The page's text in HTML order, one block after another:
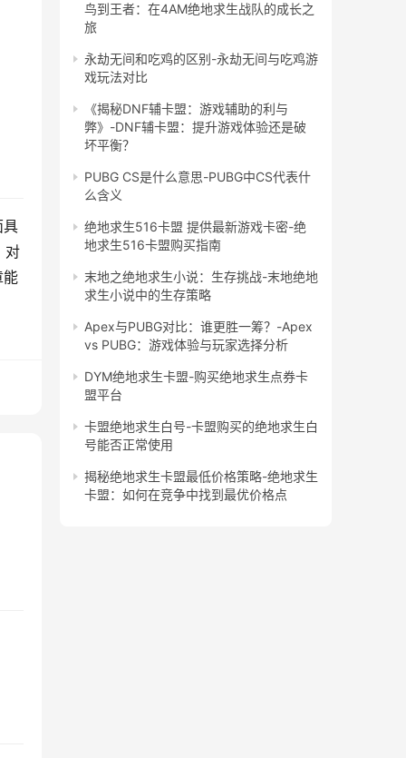
具
对
能
鸟到王者：在4AM绝地求生战队的成长之
旅
永劫无间和吃鸡的区别-永劫无间与吃鸡游
戏玩法对比
《揭秘DNF辅卡盟：游戏辅助的利与
弊》-DNF辅卡盟：提升游戏体验还是破
坏平衡？
PUBG CS是什么意思-PUBG中CS代表什
么含义
绝地求生516卡盟 提供最新游戏卡密-绝
地求生516卡盟购买指南
末地之绝地求生小说：生存挑战-末地绝地
求生小说中的生存策略
Apex与PUBG对比：谁更胜一筹？-Apex
vs PUBG：游戏体验与玩家选择分析
DYM绝地求生卡盟-购买绝地求生点券卡
盟平台
卡盟绝地求生白号-卡盟购买的绝地求生白
号能否正常使用
揭秘绝地求生卡盟最低价格策略-绝地求生
卡盟：如何在竞争中找到最优价格点